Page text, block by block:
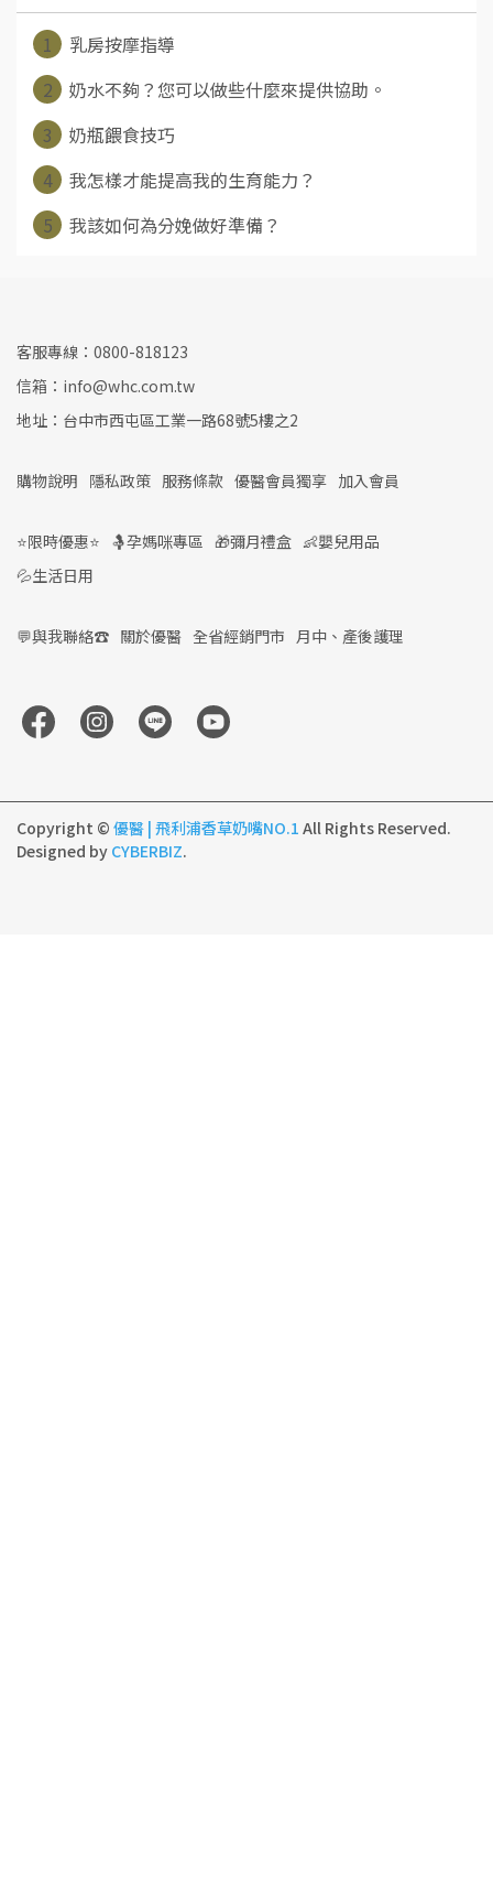
1
乳房按摩指導
2
奶水不夠？您可以做些什麼來提供協助。
3
奶瓶餵食技巧
4
我怎樣才能提高我的生育能力？
5
我該如何為分娩做好準備？
客服專線：0800-818123
信箱：info@whc.com.tw
地址：台中市西屯區工業一路68號5樓之2
購物說明 隱私政策 服務條款 優醫會員獨享 加入會員
⭐限時優惠⭐ 🤱孕媽咪專區 🎁彌月禮盒 👶嬰兒用品
💦生活日用
💬與我聯絡☎️ 關於優醫 全省經銷門市 月中、產後護理
Copyright © 優醫 | 飛利浦香草奶嘴NO.1 All Rights Reserved.
Designed by CYBERBIZ.